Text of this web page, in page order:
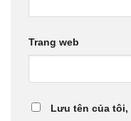
Trang web
Lưu tên của tôi,